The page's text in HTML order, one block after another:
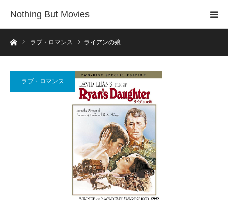
Nothing But Movies
ホームラブ・ロマンス ライアンの娘
ラブ・ロマンス